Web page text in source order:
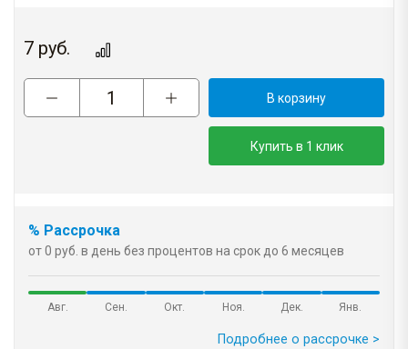
7 руб.
В корзину
Купить в 1 клик
% Рассрочка
от 0 руб. в день без процентов на срок до 6 месяцев
Авг. Сен. Окт. Ноя. Дек. Янв.
Подробнее о рассрочке >